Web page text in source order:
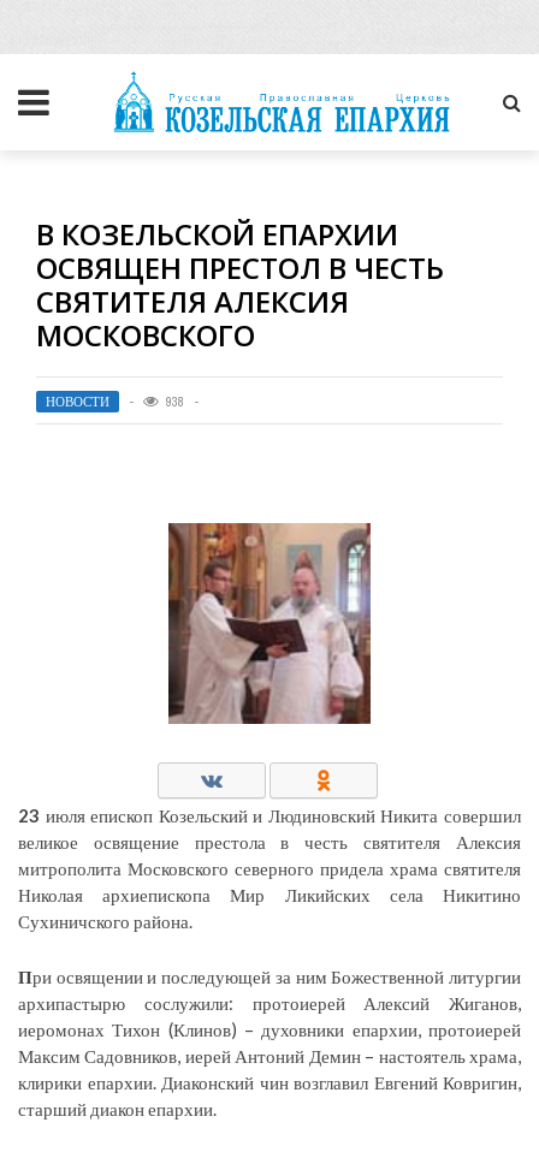
В КОЗЕЛЬСКОЙ ЕПАРХИИ
ОСВЯЩЕН ПРЕСТОЛ В ЧЕСТЬ
СВЯТИТЕЛЯ АЛЕКСИЯ
МОСКОВСКОГО
НОВОСТИ 938
23 июля епископ Козельский и Людиновский Никита совершил
великое освящение престола в честь святителя Алексия
митрополита Московского северного придела храма святителя
Николая архиепископа Мир Ликийских села Никитино
Сухиничского района.
При освящении и последующей за ним Божественной литургии
архипастырю сослужили: протоиерей Алексий Жиганов,
иеромонах Тихон (Клинов) – духовники епархии, протоиерей
Максим Садовников, иерей Антоний Демин – настоятель храма,
клирики епархии. Диаконский чин возглавил Евгений Ковригин,
старший диакон епархии.